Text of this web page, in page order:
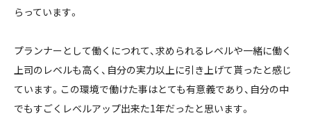
らっています。
プランナーとして働くにつれて、求められるレベルや一緒に働く
上司のレベルも高く、自分の実力以上に引き上げて貰ったと感じ
ています。この環境で働けた事はとても有意義であり、自分の中
でもすごくレベルアップ出来た1年だったと思います。